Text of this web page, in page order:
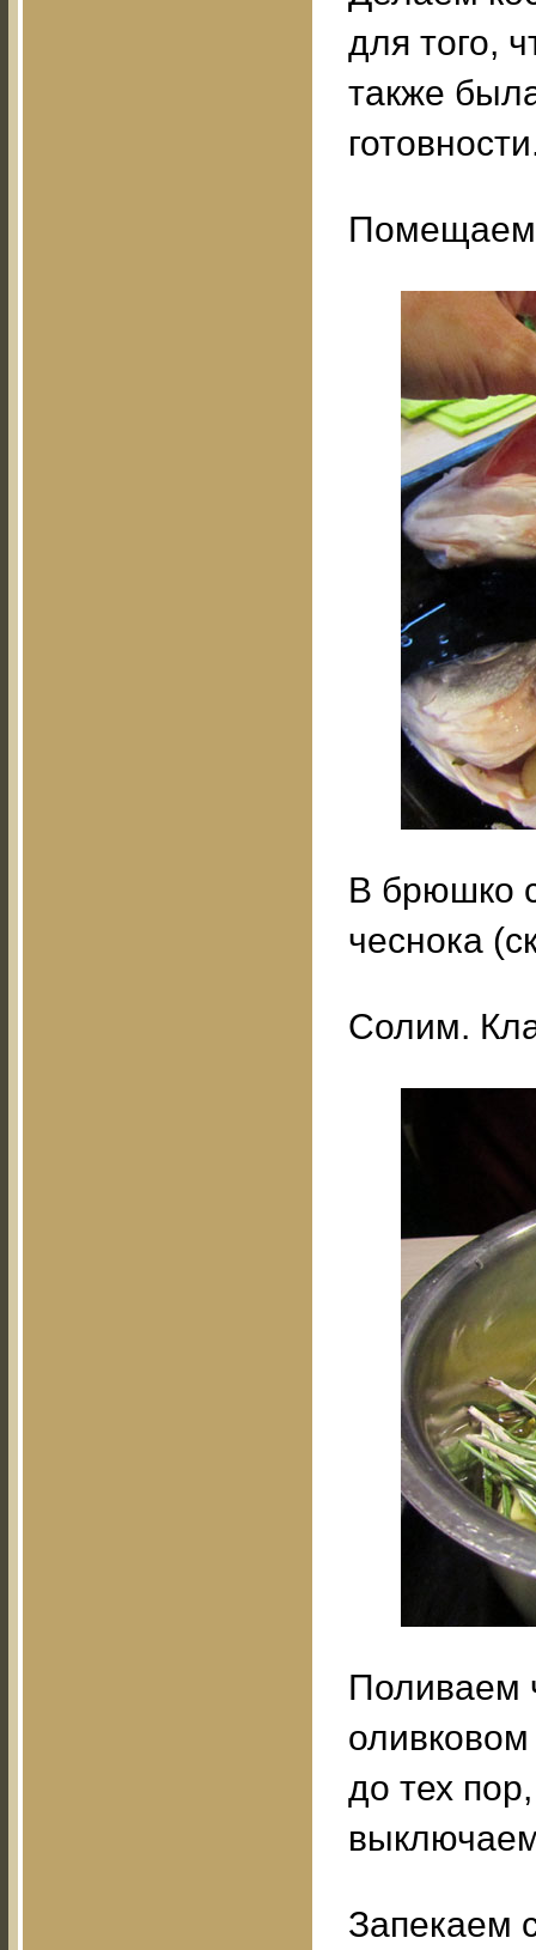
для того,
также
Помещаем
В брюшко
чеснока
Солим.
Поливаем
до тех
Запекаем